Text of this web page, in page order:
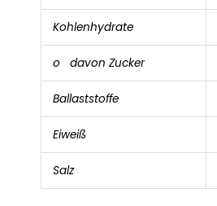
Kohlenhydrate
o davon Zucker
Ballaststoffe
Eiweiß
Salz